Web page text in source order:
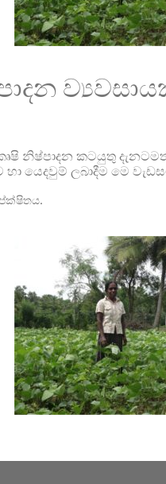
නිෂ්පාදන කටයුතු
යෙදවුම් ලබාදීම මෙ